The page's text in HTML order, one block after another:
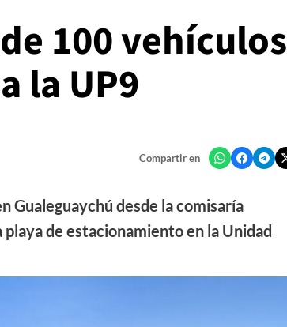
100 vehículos
la UP9
Compartir en
Gualeguaychú desde la comisaría
de estacionamiento en la Unidad